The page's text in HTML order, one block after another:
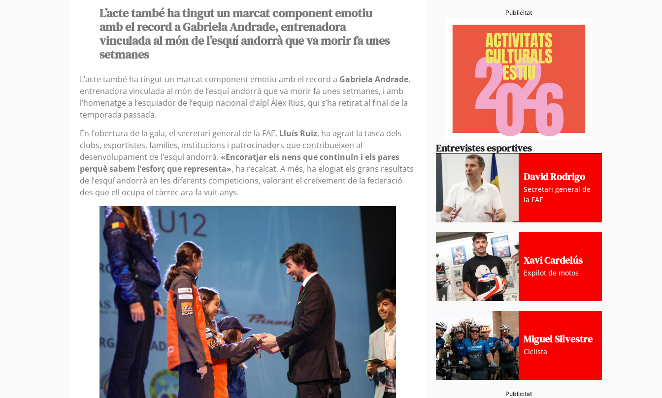
L’acte també ha tingut un marcat component emotiu
amb el record a Gabriela Andrade, entrenadora
vinculada al món de l’esquí andorrà que va morir fa unes
setmanes
L’acte també ha tingut un marcat component emotiu amb el record a Gabriela Andrade,
entrenadora vinculada al món de l’esquí andorrà que va morir fa unes setmanes, i amb
l’homenatge a l’esquiador de l’equip nacional d’alpí Àlex Rius, qui s’ha retirat al final de la
temporada passada.
En l’obertura de la gala, el secretari general de la FAE, Lluís Ruiz, ha agraït la tasca dels
clubs, esportistes, famílies, institucions i patrocinadors que contribueixen al
desenvolupament de l’esquí andorrà. «Encoratjar els nens que continuïn i els pares
perquè sabem l’esforç que representa», ha recalcat. A més, ha elogiat els grans resultats
de l’esquí andorrà en les diferents competicions, valorant el creixement de la federació
des que ell ocupa el càrrec ara fa vuit anys.
Publicitat
Entrevistes esportives
David Rodrigo
Secretari general de
la FAF
Xavi Cardelús
Expilot de motos
Miguel Silvestre
Ciclista
Publicitat